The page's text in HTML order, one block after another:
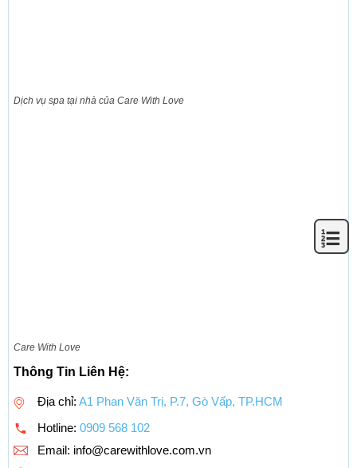
Dịch vụ spa tại nhà của Care With Love
Care With Love
Thông Tin Liên Hệ:
Địa chỉ: A1 Phan Văn Trị, P.7, Gò Vấp, TP.HCM
Hotline: 0909 568 102
Email: info@carewithlove.com.vn